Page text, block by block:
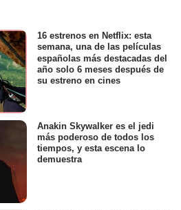
16 estrenos en Netflix: esta
semana, una de las películas
españolas más destacadas del
año solo 6 meses después de
su estreno en cines
Anakin Skywalker es el jedi
más poderoso de todos los
tiempos, y esta escena lo
demuestra